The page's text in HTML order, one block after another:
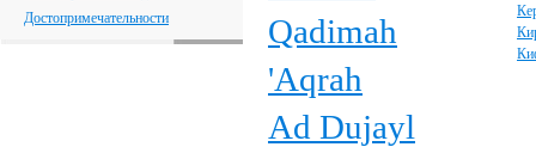
Достопримечательности
Qadimah
'Aqrah
Ad Dujayl